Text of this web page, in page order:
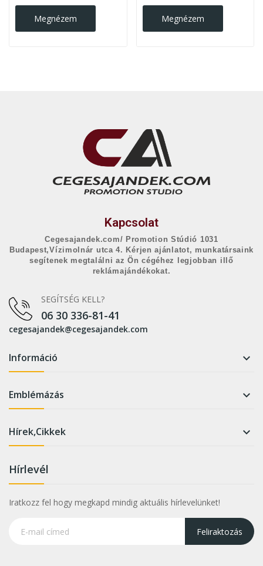
Megnézem Megnézem
Kapcsolat
Cegesajandek.com/ Promotion Stúdió 1031
Budapest,Vízimolnár utca 4. Kérjen ajánlatot, munkatársaink
segítenek megtalálni az Ön cégéhez legjobban illő
reklámajándékokat.
SEGÍTSÉG KELL?
06 30 336-81-41
cegesajandek@cegesajandek.com
Információ 
Emblémázás 
Hírek,Cikkek 
Hírlevél
Iratkozz fel hogy megkapd mindig aktuális hírlevelünket!
Feliraktozás